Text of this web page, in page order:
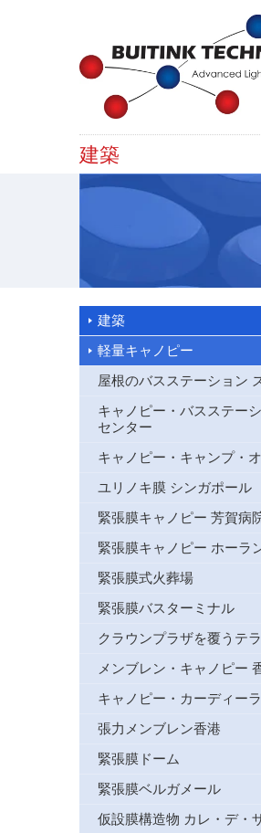
建築
建築
軽量キャノピー
屋根のバスステーション
キャノピー・バスステー
センター
キャノピー・キャンプ・
ユリノキ膜 シンガポール
緊張膜キャノピー 芳賀病
緊張膜キャノピー ホーラ
緊張膜式火葬場
緊張膜バスターミナル
クラウンプラザを覆うテ
メンブレン・キャノピー
キャノピー・カーディー
張力メンブレン香港
緊張膜ドーム
緊張膜ベルガメール
仮設膜構造物 カレ・デ・